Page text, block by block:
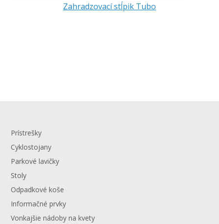
Zahradzovací stĺpik Tubo
Prístrešky
Cyklostojany
Parkové lavičky
Stoly
Odpadkové koše
Informačné prvky
Vonkajšie nádoby na kvety